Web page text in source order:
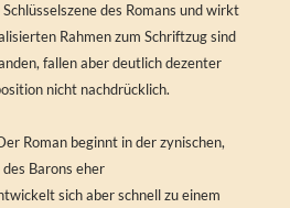
des Romans und wirkt
Rahmen zum Schriftzug sind
fallen aber deutlich dezenter
nicht nachdrücklich.
Roman beginnt in der zynischen,
Barons eher
sich aber schnell zu einem